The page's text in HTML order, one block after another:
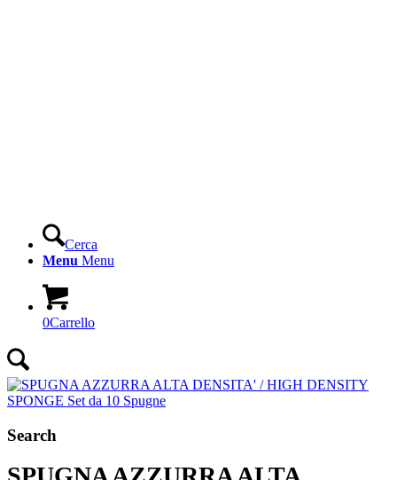
Cerca
Menu Menu
0Carrello
Search